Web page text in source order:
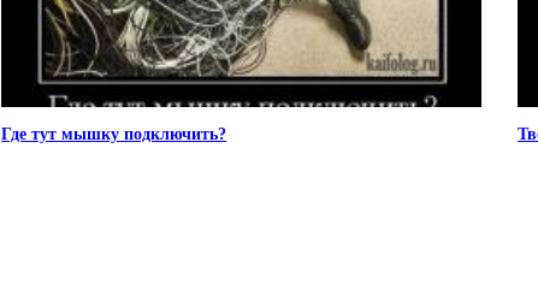
Где тут мышку подключить?